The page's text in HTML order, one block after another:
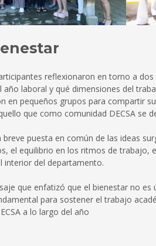
reflexionaron en torno a
año laboral y qué dimensiones del
en pequeños grupos para compartir
que como comunidad DECSA se
puesta en común de las ideas
el equilibrio en los ritmos de
interior del departamento.
que enfatizó que el bienestar no
para sostener el trabajo
a lo largo del año